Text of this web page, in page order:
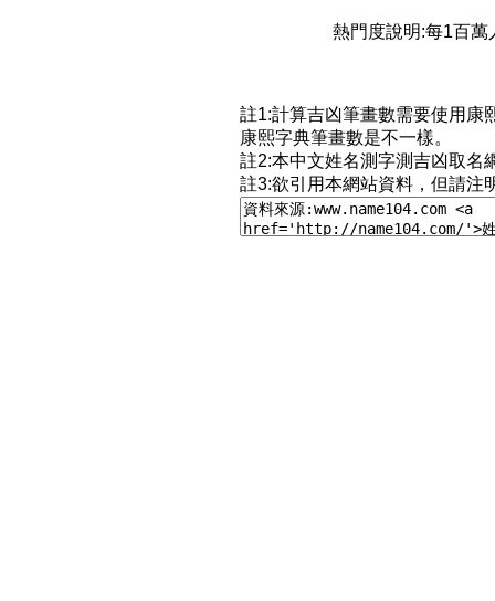
熱門度說明:每1百
註1:計算吉凶筆畫數需要使用康
康熙字典筆畫數是不一樣。
註2:本中文姓名測字測吉凶取名
註3:欲引用本網站資料，但請注